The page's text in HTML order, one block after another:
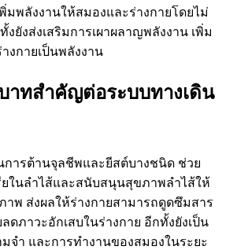
มพลังงานให้สมองและร่างกายโดยไม่
ยังส่งเสริมการเผาผลาญพลังงาน เพิ่ม
งกายเป็นพลังงาน
าทสำคัญต่อระบบทางเดิน
ารต้านจุลชีพและยีสต์บางชนิด ช่วย
ในลำไส้และสนับสนุนสุขภาพลำไส้ให้
าพ ส่งผลให้ร่างกายสามารถดูดซึมสาร
ดภาวะอักเสบในร่างกาย อีกทั้งยังเป็น
จำ และการทำงานของสมองในระยะ